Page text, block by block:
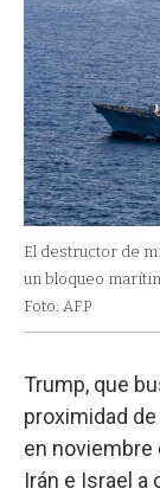
El destructor de
un bloqueo
Foto: AFP
Trump, que
proximidad de
en noviembre
Irán e Israel a